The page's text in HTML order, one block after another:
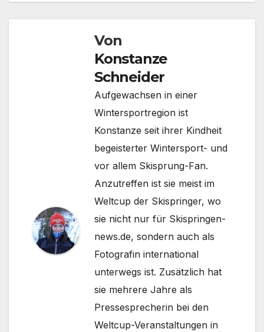
Von
Konstanze
Schneider
Aufgewachsen in einer
Wintersportregion ist
Konstanze seit ihrer Kindheit
begeisterter Wintersport- und
vor allem Skisprung-Fan.
Anzutreffen ist sie meist im
Weltcup der Skispringer, wo
sie nicht nur für Skispringen-
news.de, sondern auch als
Fotografin international
unterwegs ist. Zusätzlich hat
sie mehrere Jahre als
Pressesprecherin bei den
Weltcup-Veranstaltungen in